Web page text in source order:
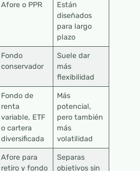
Afore o PPR
Están
diseñados
para largo
plazo
Fondo
conservador
Suele dar
más
flexibilidad
Fondo de
renta
variable, ETF
o cartera
diversificada
Más
potencial,
pero también
más
volatilidad
Afore para
retiro y fondo
Separas
objetivos sin